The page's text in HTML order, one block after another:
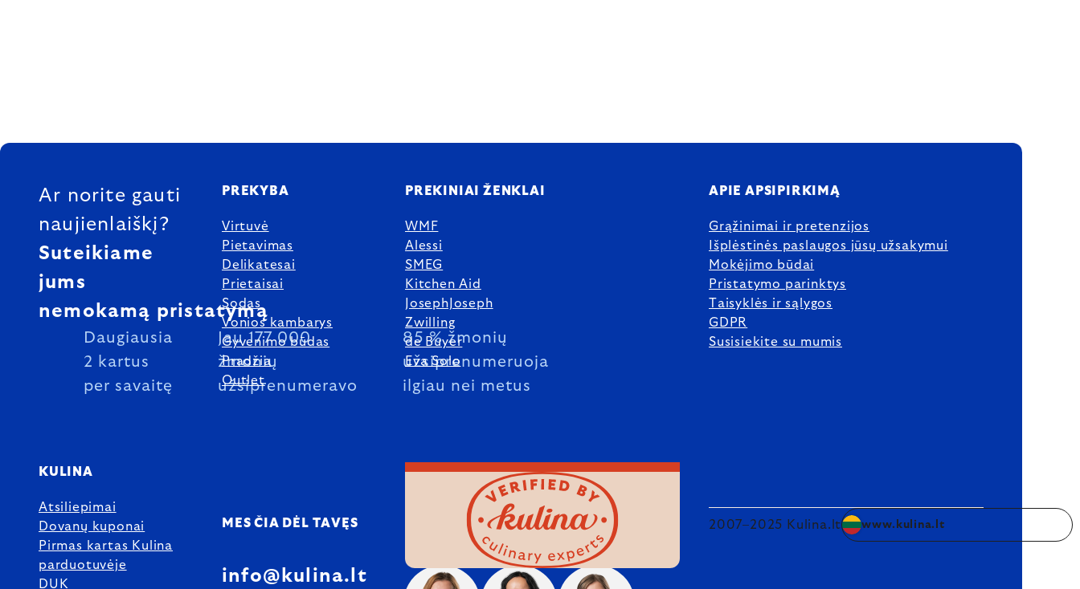
FOOTER
Ar norite gauti
naujienlaiškį?
Suteikiame
jums
nemokamą pristatymą
Daugiausia
2 kartus
per savaitę
Jau 177 000
žmonių
užsiprenumeravo
85 % žmonių
užsiprenumeruoja
ilgiau nei metus
PREKYBA
Virtuvė
Pietavimas
Delikatesai
Prietaisai
Sodas
Vonios kambarys
Gyvenimo būdas
Pradžia
Outlet
PREKINIAI ŽENKLAI
WMF
Alessi
SMEG
Kitchen Aid
JosephJoseph
Zwilling
de Buyer
Eva Solo
APIE APSIPIRKIMĄ
Grąžinimai ir pretenzijos
Išplėstinės paslaugos jūsų užsakymui
Mokėjimo būdai
Pristatymo parinktys
Taisyklės ir sąlygos
GDPR
Susisiekite su mumis
KULINA
Atsiliepimai
Dovanų kuponai
Pirmas kartas Kulina
parduotuvėje
DUK
MES ČIA DĖL TAVĘS
info@kulina.lt
2007–2025 Kulina.lt www.kulina.lt